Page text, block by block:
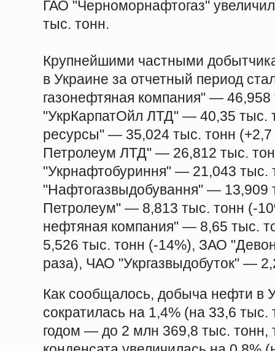
ГАО "Черноморнафтогаз"
тыс. тонн.
Крупнейшими частными
в Украине за отчетный период
газонефтяная компания" —
"УкрКарпатОйл ЛТД" — 40,35
ресурсы" — 35,024 тыс. тонн
Петролеум ЛТД" — 26,812 тыс.
"Укрнафтобуриння" — 21,043 тыс.
"Нафтогазвыдобування" — 13,909
Петролеум" — 8,813 тыс. тонн (-
нефтяная компания" — 8,65 тыс.
5,526 тыс. тонн (-14%), ЗАО
раза), ЧАО "Укргазвыдобуток" —
Как сообщалось, добыча нефти в
сократилась на 1,4% (на 33,6
годом — до 2 млн 369,8 тыс. тонн,